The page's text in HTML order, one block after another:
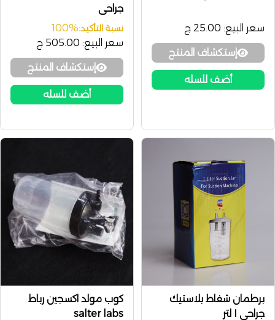
سعر البيع: 25.00 ج
إستكشاف المنتج
أضف للسله
جراحي
نسبة التأكيد:100%
سعر البيع: 505.00 ج
إستكشاف المنتج
أضف للسله
برطمان شفاط بلاستيك
جراحي ١ لتر
كوب مولد اكسجين رباط
salter labs